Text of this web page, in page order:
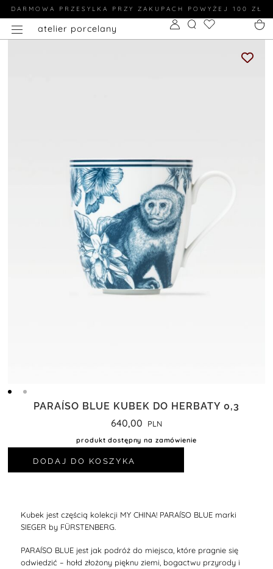
DARMOWA PRZESYLKA PRZY ZAKUPACH POWYŻEJ 100 ZŁ
atelier porcelany
PARAÍSO BLUE KUBEK DO HERBATY 0,3
640,00
produkt dostępny na zamówienie
DODAJ DO KOSZYKA
Kubek jest częścią kolekcji MY CHINA! PARAÍSO BLUE marki
SIEGER by FÜRSTENBERG.
PARAÍSO BLUE jest jak podróż do miejsca, które pragnie się
odwiedzić – hołd złożony pięknu ziemi, bogactwu przyrody i